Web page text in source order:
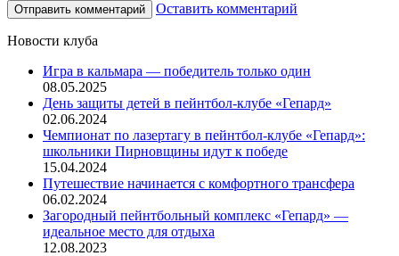
Оставить комментарий
Новости клуба
Игра в кальмара — победитель только один
08.05.2025
День защиты детей в пейнтбол-клубе «Гепард»
02.06.2024
Чемпионат по лазертагу в пейнтбол-клубе «Гепард»:
школьники Пирновщины идут к победе
15.04.2024
Путешествие начинается с комфортного трансфера
06.02.2024
Загородный пейнтбольный комплекс «Гепард» —
идеальное место для отдыха
12.08.2023